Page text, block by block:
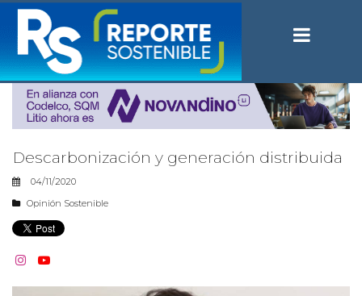
Descarbonización y generación distribuida
04/11/2020
Opinión Sostenible
 